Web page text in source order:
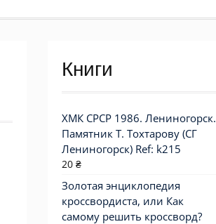
Книги
ХМК СРСР 1986. Лениногорск.
Памятник Т. Тохтарову (СГ
Лениногорск) Ref: k215
20 ₴
Золотая энциклопедия
кроссвордиста, или Как
самому решить кроссворд?